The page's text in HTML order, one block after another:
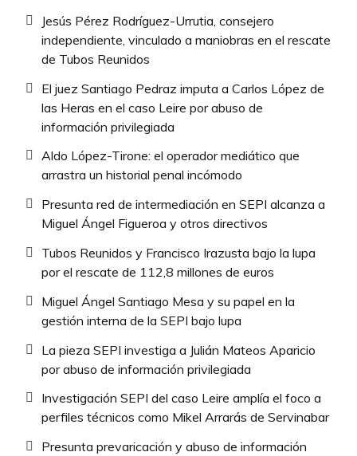
Jesús Pérez Rodríguez-Urrutia, consejero
independiente, vinculado a maniobras en el rescate
de Tubos Reunidos
El juez Santiago Pedraz imputa a Carlos López de
las Heras en el caso Leire por abuso de
información privilegiada
Aldo López-Tirone: el operador mediático que
arrastra un historial penal incómodo
Presunta red de intermediación en SEPI alcanza a
Miguel Ángel Figueroa y otros directivos
Tubos Reunidos y Francisco Irazusta bajo la lupa
por el rescate de 112,8 millones de euros
Miguel Ángel Santiago Mesa y su papel en la
gestión interna de la SEPI bajo lupa
La pieza SEPI investiga a Julián Mateos Aparicio
por abuso de información privilegiada
Investigación SEPI del caso Leire amplía el foco a
perfiles técnicos como Mikel Arrarás de Servinabar
Presunta prevaricación y abuso de información